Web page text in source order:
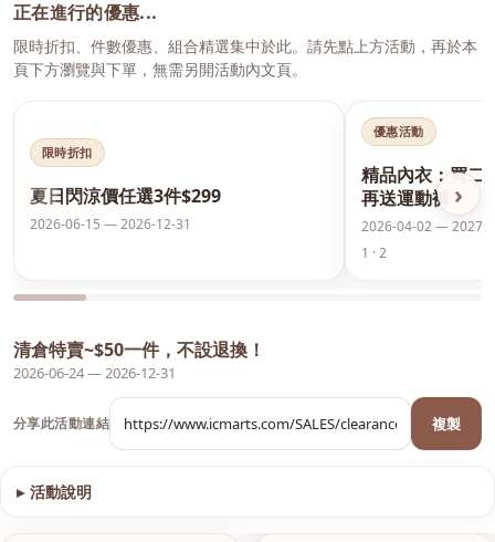
正在進行的優惠...
限時折扣、件數優惠、組合精選集中於此。請先點上方活動，再於本
頁下方瀏覽與下單，無需另開活動內文頁。
‹ ›
限時折扣
夏日閃涼價任選3件$299
2026-06-15 — 2026-12-31
優惠活動
精品內衣：買二
再送運動褲
2026-04-02 — 2027-
1 · 2
清倉特賣~$50一件，不設退換！
2026-06-24 — 2026-12-31
分享此活動連結 複製
▸ 活動說明
查看圖片